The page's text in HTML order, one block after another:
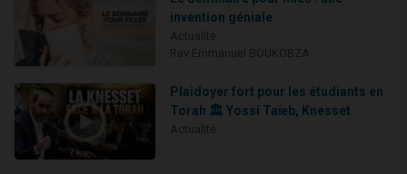
invention géniale
Plaidoyer fort pour les étudiants en
Torah 🏛️ Yossi Taïeb, Knesset